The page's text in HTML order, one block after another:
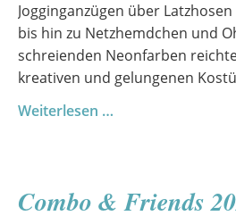
Jogginganzügen über
bis hin zu Netzhemdchen und
schreienden Neonfarben
kreativen und gelungenen
Weiterlesen …
Combo & Friends